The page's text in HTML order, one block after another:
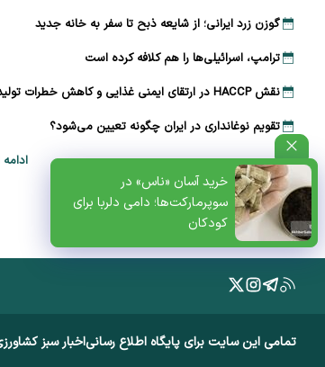
خرید آسان «ناس» در
سوپرمارکت‌ها؛ دامی دلربا برای
کودکان
گوزن زرد ایرانی؛ از شایعه ذبح تا سفر به خانه جدید
ترامپ، اسرائیلی‌ها را هم کلافه کرده است
نقش HACCP در ارتقای ایمنی غذایی و کاهش خطرات تولید
تقویم نوغانداری در ایران چگونه تعیین می‌شود؟
ادامه
تمامی این سایت برای پایگاه اطلاع رسانیاخبار سبز